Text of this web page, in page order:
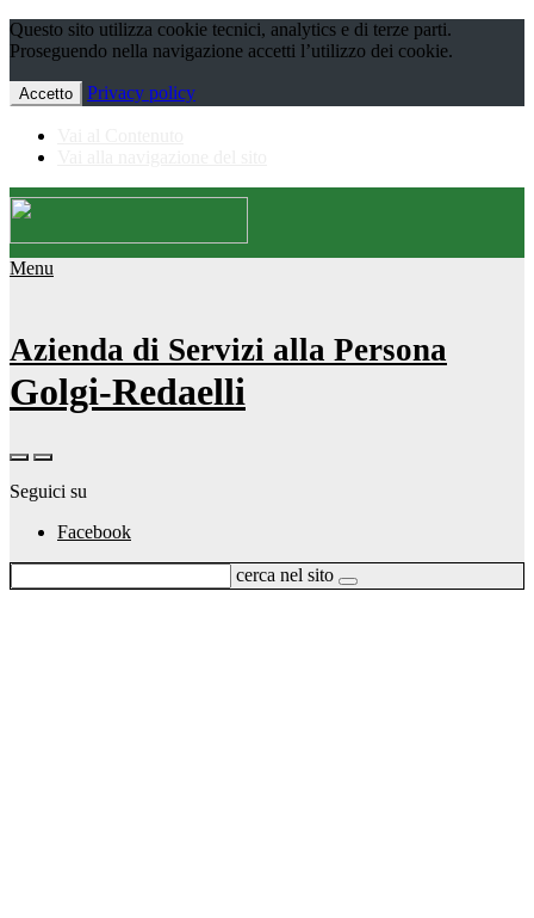
Questo sito utilizza cookie tecnici, analytics e di terze parti.
Proseguendo nella navigazione accetti l’utilizzo dei cookie.
Accetto Privacy policy
Menu
Azienda di Servizi alla Persona
Golgi-Redaelli
Seguici su
Facebook
cerca nel sito